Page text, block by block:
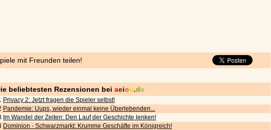
mit Freunden teilen!
beliebtesten Rezensionen bei aeiou.de
Privacy 2: Jetzt fragen die Spieler selbst!
Pandemie: Uups, wieder einmal keine Überlebenden...
Im Wandel der Zeiten: Den Lauf der Geschichte lenken!
Dominion - Schwarzmarkt: Krumme Geschäfte im Königreich!